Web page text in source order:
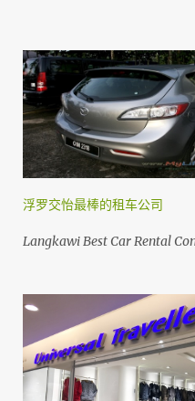
浮罗交怡最棒的租车公司
Langkawi Best Car Rental